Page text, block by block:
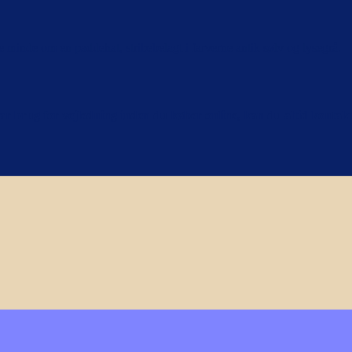
om en paddehat, stribebelagt i farverne antik sølv og lysegrå.
for vejledning inden du køber online, kan du altid